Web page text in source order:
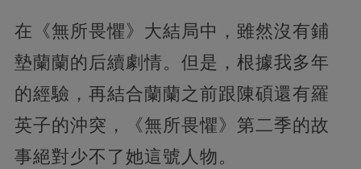
在《無所畏懼》大結局中，雖然沒有鋪
墊蘭蘭的后續劇情。但是，根據我多年
的經驗，再結合蘭蘭之前跟陳碩還有羅
英子的沖突，《無所畏懼》第二季的故
事絕對少不了她這號人物。